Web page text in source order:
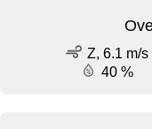
Z, 6.1 m/s
40 %